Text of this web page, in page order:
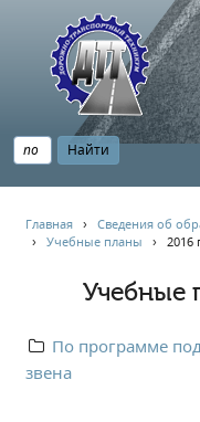
НАВИГАЦИЯ
Главная
АБИТУРИЕНТУ
Опрос по качеству
Главная ›Сведения об
›Учебные планы ›2016
Учебные
По программе
звена